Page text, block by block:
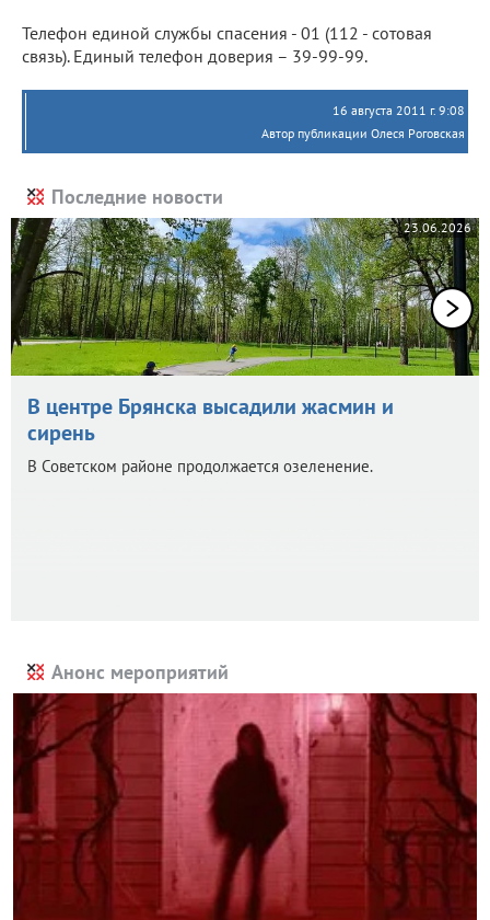
Телефон единой службы спасения - 01 (112 - сотовая
связь). Единый телефон доверия – 39-99-99.
16 августа 2011 г. 9:08
Автор публикации Олеся Роговская
Последние новости
23.06.2026
В центре Брянска высадили жасмин и
сирень
В Советском районе продолжается озеленение.
Анонс мероприятий